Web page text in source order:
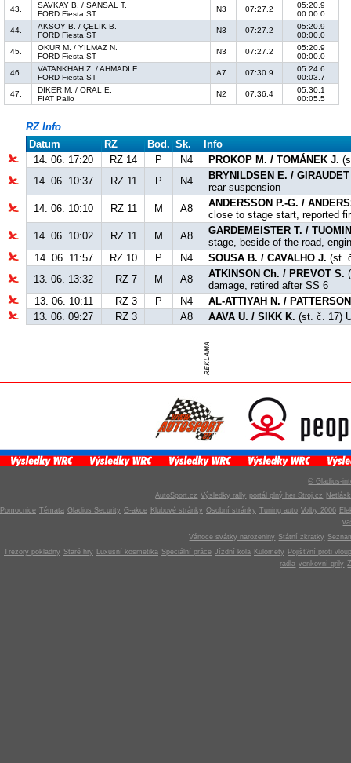
43.
SAVKAY B. / SANSAL T.
FORD Fiesta ST
N3 07:27.2
05:20.9
00:00.0
44.
AKSOY B. / ÇELIK B.
FORD Fiesta ST
N3 07:27.2
05:20.9
00:00.0
45.
OKUR M. / YILMAZ N.
FORD Fiesta ST
N3 07:27.2
05:20.9
00:00.0
46.
VATANKHAH Z. / AHMADI F.
FORD Fiesta ST
A7 07:30.9
05:24.6
00:03.7
47.
DIKER M. / ORAL E.
FIAT Palio
N2 07:36.4
05:30.1
00:05.5
RZ Info
Datum
RZ Bod. Sk.
Info
14. 06. 17:20
RZ 14 P N4 PROKOP M. / TOMÁNEK J.
14. 06. 10:37
RZ 11 P N4
BRYNILDSEN E. /
rear suspension
14. 06. 10:10
RZ 11 M A8
ANDERSSON P.-G. /
close to stage start, reported
14. 06. 10:02
RZ 11 M A8
GARDEMEISTER T. /
stage, beside of the road,
14. 06. 11:57
RZ 10 P N4 SOUSA B. / CAVALHO J. (st.
13. 06. 13:32
RZ 7 M A8 ATKINSON Ch. / PREVOT S.
damage, retired after SS 6
13. 06. 10:11
RZ 3 P N4
AL-ATTIYAH N. /
13. 06. 09:27
RZ 3 A8 AAVA U. / SIKK K. (st. č. 17)
© Gladius-
AutoSport.cz Výsledky rally portál plný her Stroj.cz
Pomocnice Témata Gladius Security G-akce Klubové stránky Osobní stránky Tuning auto Volby 2006
Vánoce svátky narozeniny Státní zkratky
Trezory pokladny Staré hry Luxusní kosmetika Speciální práce Jízdní kola Kulomety
Pojišt?ní proti
radla venkovní grily